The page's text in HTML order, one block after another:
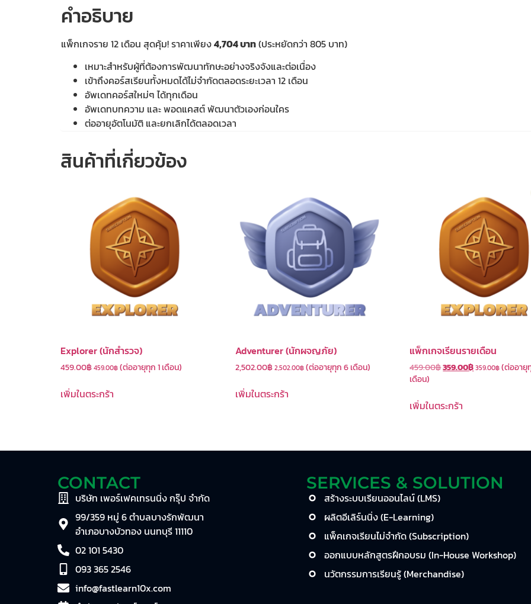
คำอธิบาย
แพ็กเกจราย 12 เดือน สุดคุ้ม! ราคาเพียง4,704 บาท(ประหยัดกว่า 805 บาท)
เหมาะสำหรับผู้ที่ต้องการพัฒนาทักษะอย่างจริงจังและต่อเนื่อง
เข้าถึงคอร์สเรียนทั้งหมดได้ไม่จำกัดตลอดระยะเวลา 12 เดือน
อัพเดทคอร์สใหม่ๆ ได้ทุกเดือน
อัพเดทบทความ และ พอดแคสต์ พัฒนาตัวเองก่อนใคร
ต่ออายุอัตโนมัติ และยกเลิกได้ตลอดเวลา
สินค้าที่เกี่ยวข้อง
Explorer (นักสำรวจ)
459.00฿459.00฿(ต่ออายุทุก 1 เดือน)
เพิ่มในตระกร้า
Adventurer (นักผจญภัย)
2,502.00฿ 2,502.00฿ (ต่ออายุทุก 6 เดือน)
เพิ่มในตระกร้า
แพ็กเกจเรียนรายเดือน
459.00฿359.00฿ 359.00฿ (ต่ออายุ
เดือน)
เพิ่มในตระกร้า
CONTACT
บริษัท เพอร์เฟคเทรนนิ่ง กรุ๊ป จำกัด
99/359 หมู่ 6 ตำบลบางรักพัฒนา
อำเภอบางบัวทอง นนทบุรี 11110
02 101 5430
093 365 2546
info@fastlearn10x.com
SERVICES & SOLUTION
สร้างระบบเรียนออนไลน์ (LMS)
ผลิตอีเลิร์นนิ่ง (E-Learning)
แพ็คเกจเรียนไม่จำกัด (Subscription)
ออกแบบหลักสูตรฝึกอบรม (In-House Workshop)
นวัตกรรมการเรียนรู้ (Merchandise)